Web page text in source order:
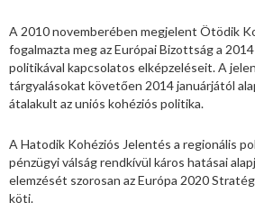
A 2010 novemberében megjelent Ötödik
fogalmazta meg az Európai Bizottság a
politikával kapcsolatos elképzeléseit. A
tárgyalásokat követően 2014 januárjától
átalakult az uniós kohéziós politika.
A Hatodik Kohéziós Jelentés a regionális
pénzügyi válság rendkívül káros hatásai
elemzését szorosan az Európa 2020
köti.